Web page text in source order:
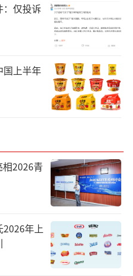
年报，公司九价HPV
原性比较研究结果显
且商业化生产条件具
。
疫苗的具体上市时
的进展会及时披露，
HPV疫苗如成功上市
工作人员表示，具体
司会努力做好市场销
人。
得受理到最终实现上
仅投诉
国上半年
2026青
2026年上